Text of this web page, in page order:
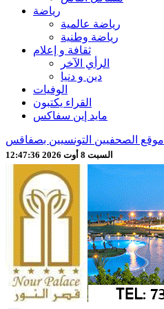
رياضة
رياضة عالمية
رياضة وطنية
ثقافة و إعلام
الرأي الآخر
دين و دنيا
الوفيات
القراء يكتبون
مايد إين سفاكس
موقع الصحفيين التونسيين بصفاقس
السبت 8 أوت 2026 12:47:38